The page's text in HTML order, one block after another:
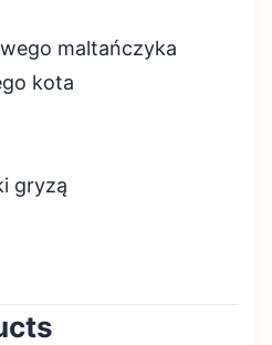
maltańczyka
kota
gryzą